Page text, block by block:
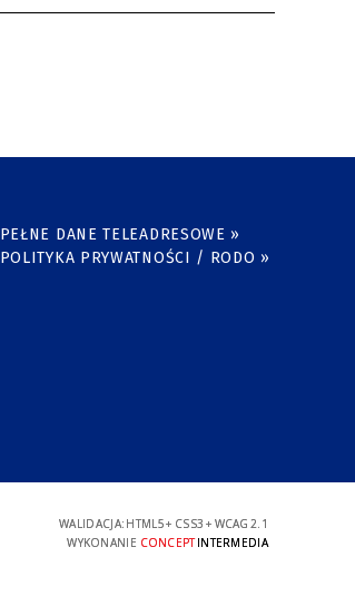
PEŁNE DANE TELEADRESOWE »
POLITYKA PRYWATNOŚCI / RODO »
WALIDACJA: HTML5+ CSS3 + WCAG 2.1
WYKONANIE CONCEPTINTERMEDIA